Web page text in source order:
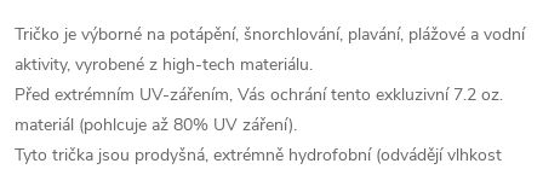
Tričko je výborné na potápění, šnorchlování, plavání, plážové a vodní
aktivity, vyrobené z high-tech materiálu.
Před extrémním UV-zářením, Vás ochrání tento exkluzivní 7.2 oz.
materiál (pohlcuje až 80% UV záření).
Tyto trička jsou prodyšná, extrémně hydrofobní (odvádějí vlhkost